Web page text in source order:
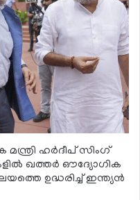
മന്ത്രി ഹര്‍ദീപ് സിംഗ്
ഖത്തര്‍ ഔദ്യോഗിക
ഉദ്ധരിച്ച് ഇന്ത്യന്‍